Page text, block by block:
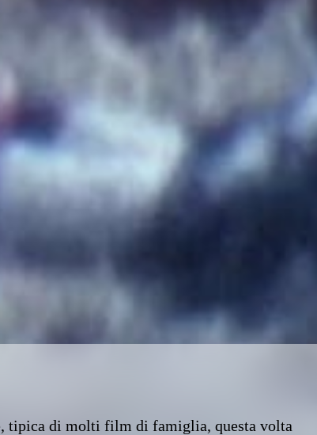
tipica di molti film di famiglia, questa volta